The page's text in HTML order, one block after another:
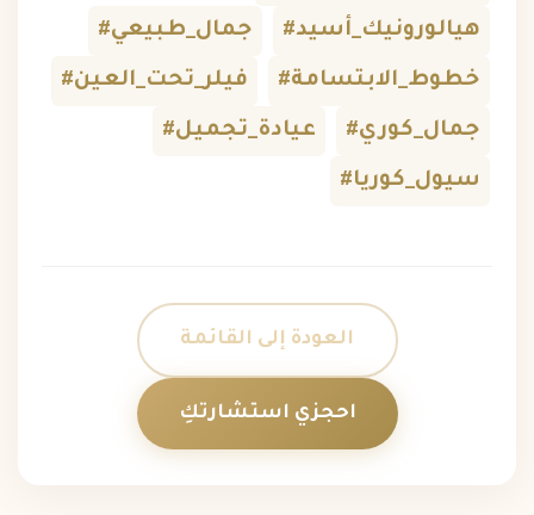
#هيالورونيك_أسيد #جمال_طبيعي
#خطوط_الابتسامة #فيلر_تحت_العين
#جمال_كوري #عيادة_تجميل
#سيول_كوريا
العودة إلى القائمة
احجزي استشارتكِ